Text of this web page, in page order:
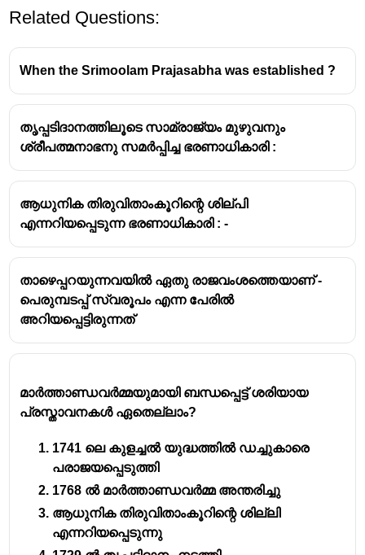
യുദ്ധം നടന്ന വർഷം: 1741 ഓഗസ്റ്റ് 10.
തിരുവിതാംകൂർ ഭരണാധികാരിയായിരുന്ന
ഡച്ച് ഈസ്റ്റ് ഇന്ത്യാ കമ്പനിയും (ഒരു
യൂറോപ്യൻ ശക്തി) തമ്മിൽ.
(ഇപ്പോൾ കന്യാകുമാരി ജില്ലയിൽ) കുളച്ചൽ
എന്ന പ്രദേശം.
മാർത്താണ്ഡവർമ്മയുടെ ലക്ഷ്യം: കുരുമുളക്
തിരുവിതാംകൂറിന്റെ വ്യാപാരം വിപുലീകരിക്കുക.
ഇന്ത്യയിൽ ഒരു യൂറോപ്യൻ ശക്തിയെ ഒരു
പ്രാദേശിക രാജാവ് പരാജയപ്പെടുത്തുന്ന
യുദ്ധത്തിൽ പിടിക്കപ്പെട്ട ഡച്ച്
സൈന്യാധിപനായിരുന്ന യുസ്റ്റാച്ചിയസ് ഡി
ലാനോയി പിന്നീട് മാർത്താണ്ഡവർമ്മയുടെ
സൈനിക മേധാവിയായി.
ഡി ലാനോയി തിരുവിതാംകൂർ സൈന്യത്തെ
Related Questions:
When the Srimoolam Prajasabha was established ?
തൃപ്പടിദാനത്തിലൂടെ സാമ്രാജ്യം മുഴുവനും
ശ്രീപത്മനാഭനു സമർപ്പിച്ച ഭരണാധികാരി :
ആധുനിക തിരുവിതാംകൂറിന്റെ ശില്പി
എന്നറിയപ്പെടുന്ന ഭരണാധികാരി : -
താഴെപ്പറയുന്നവയിൽ ഏതു രാജവംശത്തെയാണ് -
പെരുമ്പടപ്പ് സ്വരൂപം എന്ന പേരിൽ
അറിയപ്പെട്ടിരുന്നത്
മാര്‍ത്താണ്ഡവര്‍മ്മയുമായി ബന്ധപ്പെട്ട്‌ ശരിയായ
പ്രസ്താവനകള്‍ ഏതെല്ലാം?
1741 ലെ കുളച്ചല്‍ യുദ്ധത്തില്‍ ഡച്ചുകാരെ
പരാജയപ്പെടുത്തി
1768 ല്‍ മാര്‍ത്താണ്ഡവര്‍മ്മ അന്തരിച്ചു
ആധുനിക തിരുവിതാംകൂറിന്റെ ശില്ലി
എന്നറിയപ്പെടുന്നു